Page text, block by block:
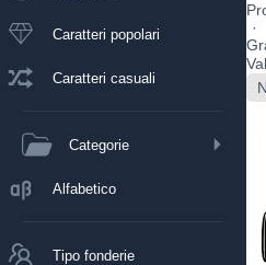
Caratteri popolari
Caratteri casuali
Categorie
Alfabetico
Tipo fonderie